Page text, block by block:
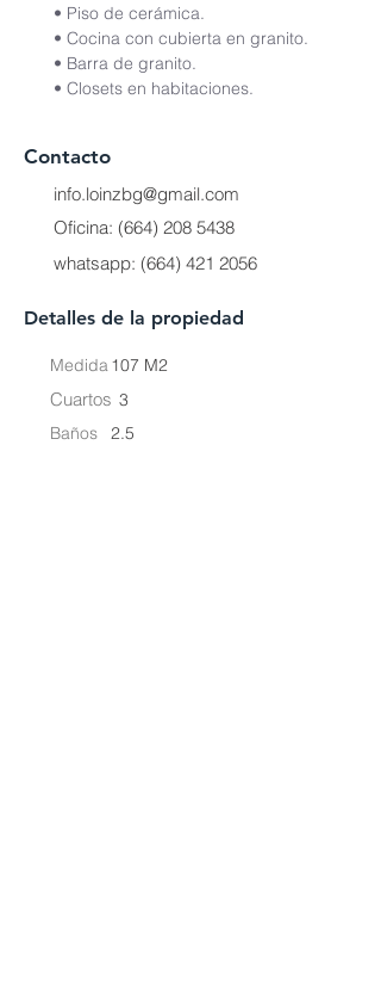
• Piso de cerámica.
• Cocina con cubierta en granito.
• Barra de granito.
• Closets en habitaciones.
Contacto
info.loinzbg@gmail.com
Oficina: (664) 208 5438
whatsapp: (664) 421 2056
Detalles de la propiedad
Medida107 M2
Cuartos 3
Baños
2.5